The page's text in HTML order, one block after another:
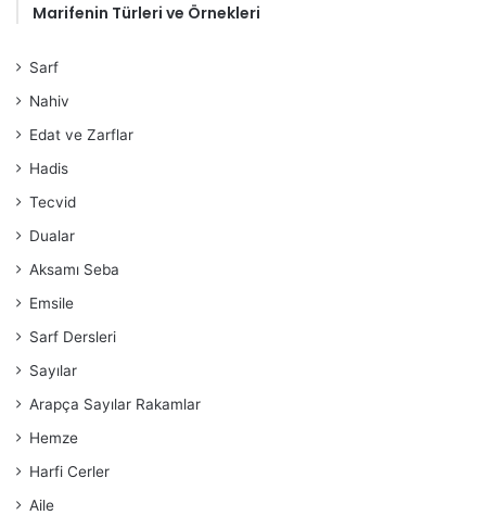
Marifenin Türleri ve Örnekleri
Sarf
Nahiv
Edat ve Zarflar
Hadis
Tecvid
Dualar
Aksamı Seba
Emsile
Sarf Dersleri
Sayılar
Arapça Sayılar Rakamlar
Hemze
Harfi Cerler
Aile